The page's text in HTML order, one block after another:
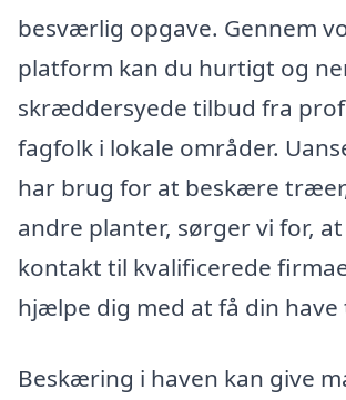
besværlig opgave. Gennem
platform kan du hurtigt og
skræddersyede tilbud fra
fagfolk i lokale områder.
har brug for at beskære
andre planter, sørger vi for,
kontakt til kvalificerede
hjælpe dig med at få din have
Beskæring i haven kan give